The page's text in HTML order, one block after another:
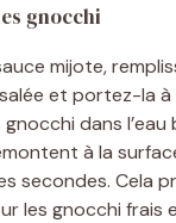
e
o
gnocchi
mijote,
et portez-la
dans l’eau
à la
secondes. Cela
les gnocchi frais